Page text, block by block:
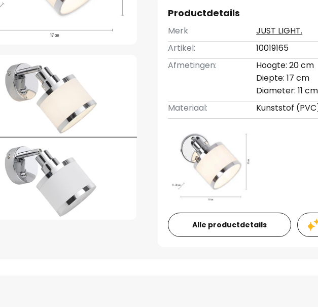
Productdetails
Merk
JUST LIGHT.
Artikel:
10019165
Afmetingen:
Hoogte: 20 cm
Diepte: 17 cm
Diameter: 11 cm
Materiaal:
Kunststof
Alle productdetails